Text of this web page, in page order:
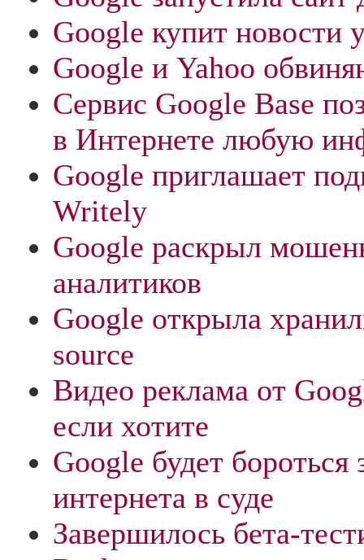
Google купит новости
Google и Yahoo
Сервис Google Base
в Интернете любую
Google приглашает
Writely
Google раскрыл
аналитиков
Google открыла
source
Видео реклама от
если хотите
Google будет бороться
интернета в суде
Завершилось бета-